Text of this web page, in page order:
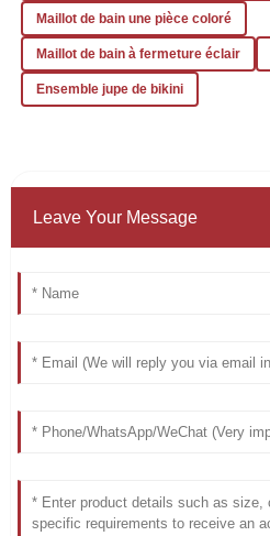
Maillot de bain une pièce coloré
Maillot de bain à fermeture éclair
Ensemble jupe de bikini
Leave Your Message